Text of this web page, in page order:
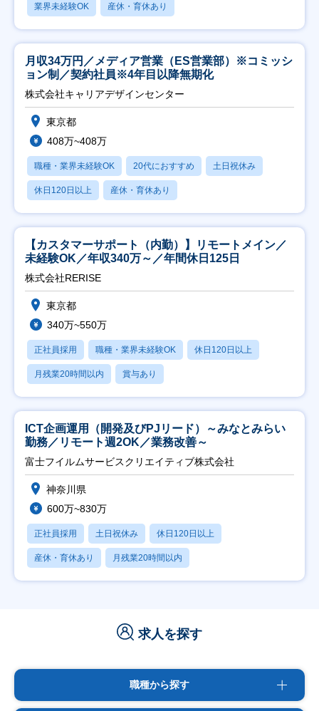
業界未経験OK 産休・育休あり
月収34万円／メディア営業（ES営業部）※コミッシ
ョン制／契約社員※4年目以降無期化
株式会社キャリアデザインセンター
東京都
408万~408万
職種・業界未経験OK 20代におすすめ 土日祝休み
休日120日以上 産休・育休あり
【カスタマーサポート（内勤）】リモートメイン／
未経験OK／年収340万～／年間休日125日
株式会社RERISE
東京都
340万~550万
正社員採用 職種・業界未経験OK 休日120日以上
月残業20時間以内 賞与あり
ICT企画運用（開発及びPJリード）～みなとみらい
勤務／リモート週2OK／業務改善～
富士フイルムサービスクリエイティブ株式会社
神奈川県
600万~830万
正社員採用 土日祝休み 休日120日以上
産休・育休あり 月残業20時間以内
求人を探す
職種から探す